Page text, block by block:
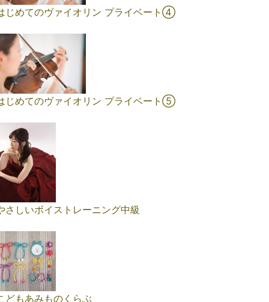
じめてのヴァイオリン プライベート④
じめてのヴァイオリン プライベート➄
さしいボイストレーニング中級
どもあみものくらぶ